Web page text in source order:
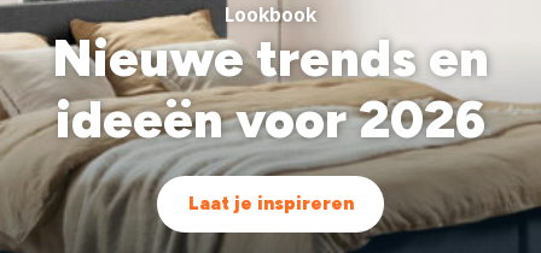
Lookbook
Nieuwe trends en
ideeën voor 2026
Laat je inspireren